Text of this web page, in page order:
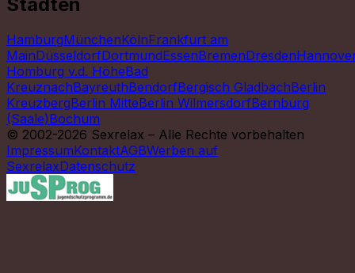
HamburgMünchenKölnFrankfurt am
MainDüsseldorfDortmundEssenBremenDresden
Homburg v.d. HöheBad
KreuznachBayreuthBendorfBergisch GladbachBerlin
KreuzbergBerlin MitteBerlin WilmersdorfBernburg
(Saale)Bochum
© 2002-2026 Sexrelax – Alle Rechte vorbehalten
ImpressumKontaktAGBWerben auf
SexrelaxDatenschutz